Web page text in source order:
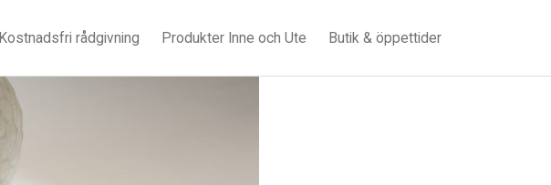
Kostnadsfri rådgivning Produkter Inne och Ute Butik & öppettider